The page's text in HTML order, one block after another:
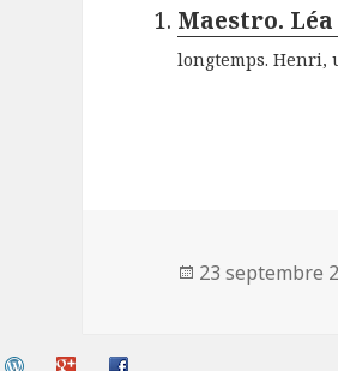
Maestro.
longtemps. Henri,
Publié
23 septembre